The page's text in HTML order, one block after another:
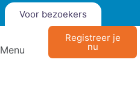
Voor bezoekers
Menu
Registreer je
nu